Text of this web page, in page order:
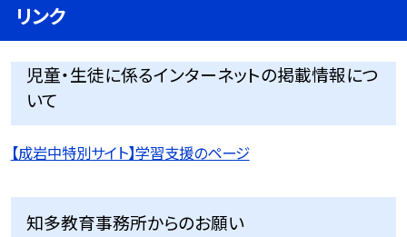
リンク
児童・生徒に係るインターネットの掲載情報につ
いて
【成岩中特別サイト】学習支援のページ
知多教育事務所からのお願い